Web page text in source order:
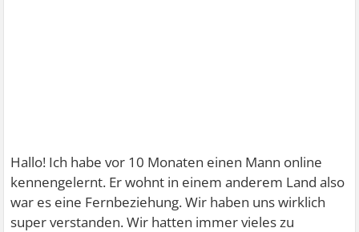
Hallo! Ich habe vor 10 Monaten einen Mann online
kennengelernt. Er wohnt in einem anderem Land also
war es eine Fernbeziehung. Wir haben uns wirklich
super verstanden. Wir hatten immer vieles zu